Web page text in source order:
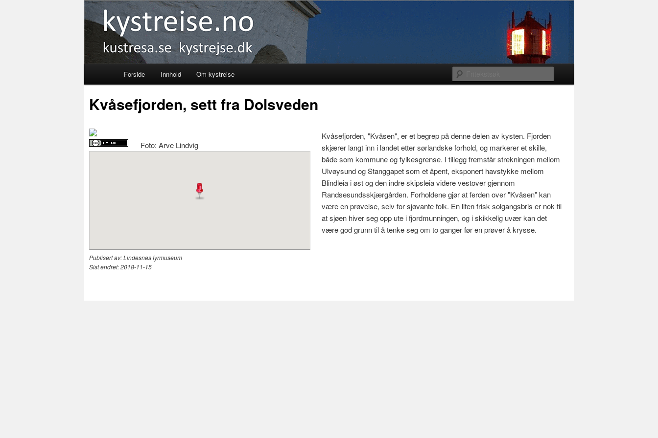
Kystreise
Skip
to
content
Forside Innhold Om kystreise
Kvåsefjorden, sett fra Dolsveden
Foto: Arve Lindvig
Kvåsefjorden, "Kvåsen", er et begrep på denne delen av kysten. Fjorden
skjærer langt inn i landet etter sørlandske forhold, og markerer et skille,
både som kommune og fylkesgrense. I tillegg fremstår strekningen mellom
Ulvøysund og Stanggapet som et åpent, eksponert havstykke mellom
Blindleia i øst og den indre skipsleia videre vestover gjennom
Randsesundsskjærgården. Forholdene gjør at ferden over "Kvåsen" kan
være en prøvelse, selv for sjøvante folk. En liten frisk solgangsbris er nok til
at sjøen hiver seg opp ute i fjordmunningen, og i skikkelig uvær kan det
være god grunn til å tenke seg om to ganger før en prøver å krysse.
Publisert av:Lindesnes fyrmuseum
Sist endret:2018-11-15